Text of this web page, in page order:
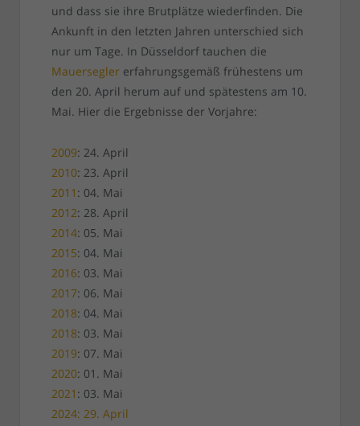
und dass sie ihre Brutplätze wiederfinden. Die
Ankunft in den letzten Jahren unterschied sich
nur um Tage. In Düsseldorf tauchen die
Mauerseglererfahrungsgemäß frühestens um
den 20. April herum auf und spätestens am 10.
Mai. Hier die Ergebnisse der Vorjahre:
2009: 24. April
2010: 23. April
2011 : 04. Mai
2012: 28. April
2014: 05. Mai
2015: 04. Mai
2016: 03. Mai
2017: 06. Mai
2018: 04. Mai
2018: 03. Mai
2019: 07. Mai
2020: 01. Mai
2021 : 03. Mai
2024: 29. April